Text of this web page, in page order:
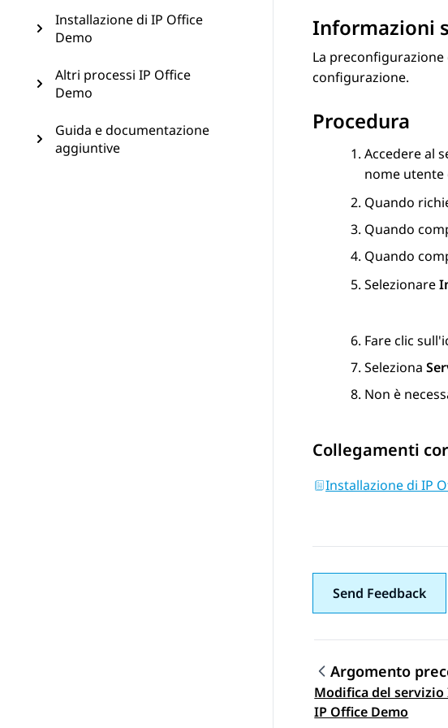
Installazione di IP Office
Demo
Altri processi IP Office
Demo
Guida e documentazione
aggiuntive
Informazioni
La
configurazione.
Procedura
Accedere al
nome utente
Quando
Quando
Quando
Selezionare
Fare clic
Seleziona
Non è
Collegamenti
Installazione di IP
Send Feedback
Navigazione
Argomento
Modifica del servizio
IP Office Demo